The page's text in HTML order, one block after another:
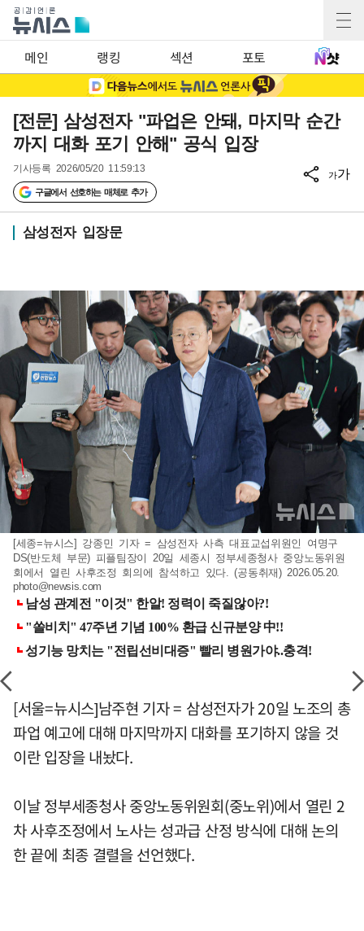
메인 랭킹 섹션 포토
[전문] 삼성전자 "파업은 안돼, 마지막 순간
까지 대화 포기 안해" 공식 입장
기사등록 2026/05/20 11:59:13
구글에서 선호하는 매체로 추가
가가
삼성전자 입장문
[세종=뉴시스] 강종민 기자 = 삼성전자 사측 대표교섭위원인 여명구
DS(반도체 부문) 피플팀장이 20일 세종시 정부세종청사 중앙노동위원
회에서 열린 사후조정 회의에 참석하고 있다. (공동취재) 2026.05.20.
photo@newsis.com
[서울=뉴시스]남주현 기자 = 삼성전자가 20일 노조의 총
파업 예고에 대해 마지막까지 대화를 포기하지 않을 것
이란 입장을 내놨다.
이날 정부세종청사 중앙노동위원회(중노위)에서 열린 2
차 사후조정에서 노사는 성과급 산정 방식에 대해 논의
한 끝에 최종 결렬을 선언했다.